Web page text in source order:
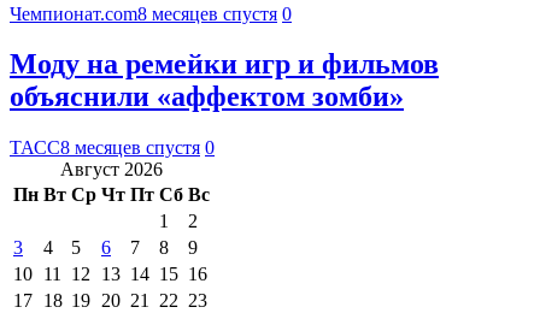
Чемпионат.com8 месяцев спустя 0
Моду на ремейки игр и фильмов
объяснили «аффектом зомби»
ТАСС8 месяцев спустя 0
Август 2026
Пн Вт Ср Чт Пт Сб Вс
1
2
3
4 5 6 7 8
9
10 11 12 13 14 15 16
17 18 19 20 21 22 23